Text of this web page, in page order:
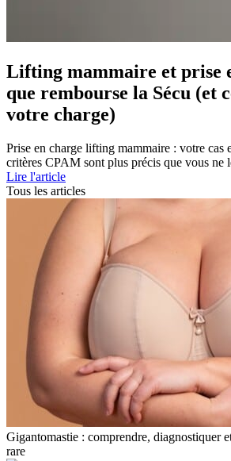
Lifting mammaire et prise
que rembourse la Sécu (et
votre charge)
Prise en charge lifting mammaire : votre cas
critères CPAM sont plus précis que vous ne
Lire l'article
Tous les articles
Gigantomastie : comprendre, diagnostiquer
rare